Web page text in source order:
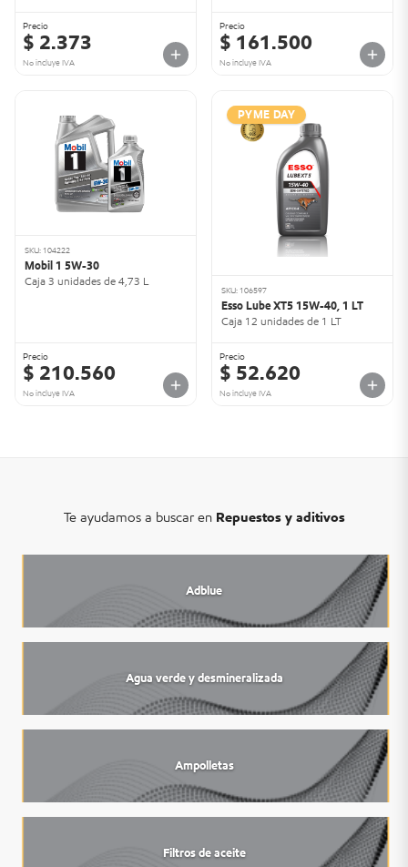
Precio
$ 2.373
No incluye IVA
Precio
$ 161.500
No incluye IVA
SKU: 104222
Mobil 1 5W-30
Caja 3 unidades de 4,73 L
Precio
$ 210.560
No incluye IVA
PYME DAY
SKU: 106597
Esso Lube XT5 15W-40, 1 LT
Caja 12 unidades de 1 LT
Precio
$ 52.620
No incluye IVA
Te ayudamos a buscar en Repuestos y aditivos
Adblue
Agua verde y desmineralizada
Ampolletas
Filtros de aceite